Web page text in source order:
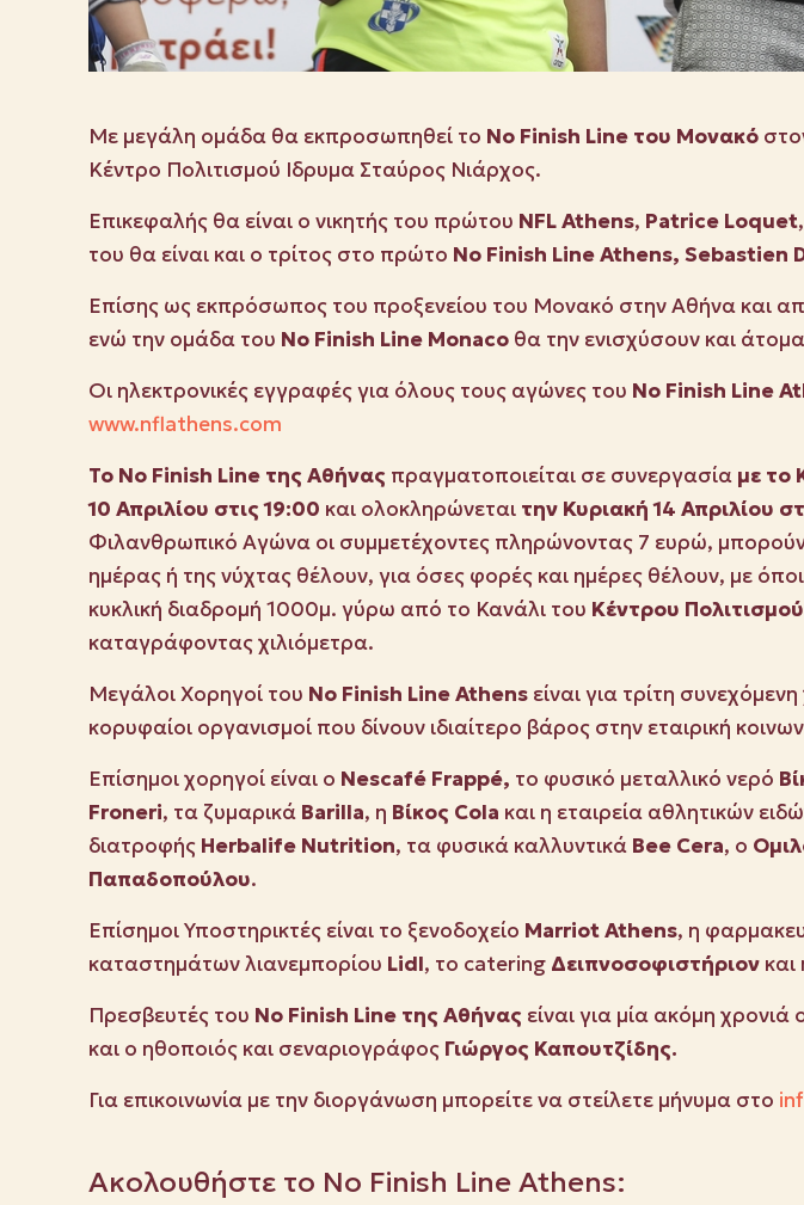
Με μεγάλη ομάδα θα εκπροσωπηθεί το No Finish Line του Μονακό
Κέντρο Πολιτισμού Ιδρυμα Σταύρος Νιάρχος.
Επικεφαλής θα είναι ο νικητής του πρώτου NFLAthens, Patrice Loquet
του θα είναι και ο τρίτος στο πρώτο No Finish LineAthens, Sebastien
Επίσης ως εκπρόσωπος του προξενείου του Μονακό στην Αθήνα και
ενώ την ομάδα του Νο Finish Line Μonaco θα την ενισχύσουν και
Οι ηλεκτρονικές εγγραφές για όλους τους αγώνες του Νο Finish Line
www.nflathens.com
Το No Finish Line της Αθήνας πραγματοποιείται σε συνεργασία με το
10 Απριλίου στις 19:00 και ολοκληρώνεται την Κυριακή 14 Απριλίου
Φιλανθρωπικό Αγώνα οι συμμετέχοντες πληρώνοντας 7 ευρώ,
ημέρας ή της νύχτας θέλουν, για όσες φορές και ημέρες θέλουν, με
κυκλική διαδρομή 1000μ. γύρω από το Κανάλι του Κέντρου
καταγράφοντας χιλιόμετρα.
Μεγάλοι Χορηγοί του No Finish LineAthens είναι για τρίτη
κορυφαίοι οργανισμοί που δίνουν ιδιαίτερο βάρος στην εταιρική
Επίσημοι χορηγοί είναι ο Nescafé Frappé, το φυσικό μεταλλικό νερό
Froneri, τα ζυμαρικά Barilla, η Βίκος Cola και η εταιρεία αθλητικών
διατροφής Ηerbalife Nutrition, τα φυσικά καλλυντικά Bee Cera, o O
Παπαδοπούλου.
Επίσημοι Υποστηρικτές είναι το ξενοδοχείο MarriotAthens, η
καταστημάτων λιανεμπορίου Lidl, το catering Δειπνοσοφιστήριον και
Πρεσβευτές του No Finish Line της Αθήνας είναι για μία ακόμη χρονιά
και ο ηθοποιός και σεναριογράφος Γιώργος Καπουτζίδης.
Για επικοινωνία με την διοργάνωση μπορείτε να στείλετε μήνυμα στο
Ακολουθήστε το No Finish Line Athens: